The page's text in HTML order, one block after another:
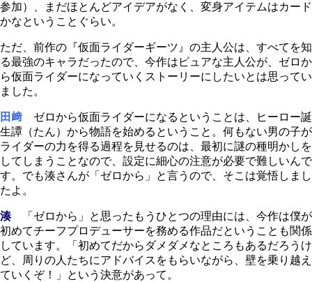
参加）、まだほとんどアイデアがなく、変身アイテムはカード
かなということぐらい。
ただ、前作の『仮面ライダーギーツ』の主人公は、すべてを知
る最強のキャラだったので、今作はピュアな主人公が、ゼロか
ら仮面ライダーになっていくストーリーにしたいとは思ってい
ました。
田﨑 ゼロから仮面ライダーになるということは、ヒーロー誕
生譚（たん）から物語を始めるということ。何もない男の子が
ライダーの力を得る過程を見せるのは、最初に謎の種明かしを
してしまうことなので、設定に細心の注意が必要で難しいんで
す。でも湊さんが「ゼロから」と言うので、そこは覚悟しまし
たよ。
湊「ゼロから」と思ったもうひとつの理由には、今作は僕が
初めてチーフプロデューサーを務める作品だということも関係
しています。「初めてだからダメダメなところもあるだろうけ
ど、周りの人たちにアドバイスをもらいながら、壁を乗り越え
ていくぞ！」という決意があって。